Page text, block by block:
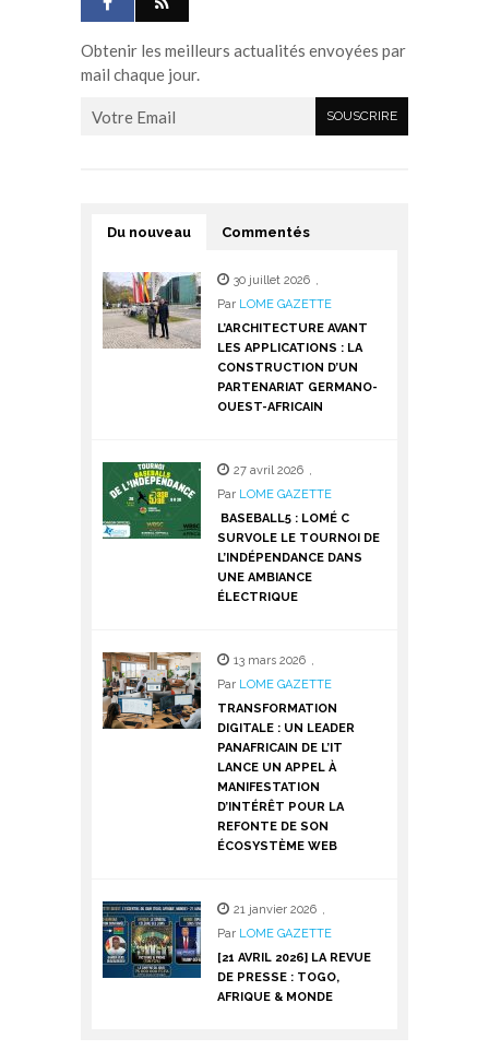
Obtenir les meilleurs actualités envoyées par
mail chaque jour.
Du nouveau Commentés
30 juillet 2026 ,
Par LOME GAZETTE
L’ARCHITECTURE AVANT
LES APPLICATIONS : LA
CONSTRUCTION D’UN
PARTENARIAT GERMANO-
OUEST-AFRICAIN
27 avril 2026 ,
Par LOME GAZETTE
BASEBALL5 : LOMÉ C
SURVOLE LE TOURNOI DE
L’INDÉPENDANCE DANS
UNE AMBIANCE
ÉLECTRIQUE
13 mars 2026 ,
Par LOME GAZETTE
TRANSFORMATION
DIGITALE : UN LEADER
PANAFRICAIN DE L’IT
LANCE UN APPEL À
MANIFESTATION
D’INTÉRÊT POUR LA
REFONTE DE SON
ÉCOSYSTÈME WEB
21 janvier 2026 ,
Par LOME GAZETTE
[21 AVRIL 2026] LA REVUE
DE PRESSE : TOGO,
AFRIQUE & MONDE